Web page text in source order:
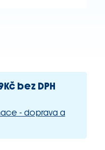
bez DPH
- doprava a